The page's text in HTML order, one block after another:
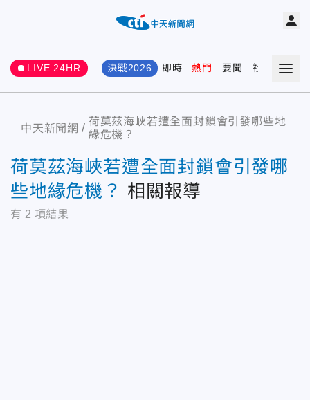
LIVE 24HR 決戰2026 即時 熱門 要聞 社會 娛樂
中天新聞網
荷莫茲海峽若遭全面封鎖會引發哪些地
緣危機？
荷莫茲海峽若遭全面封鎖會引發哪
些地緣危機？ 相關報導
有 2 項結果